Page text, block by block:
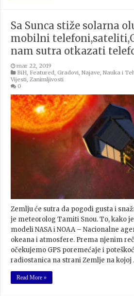
Sa Sunca stiže solarna
mobilni
nam sutra otkazati
mar 22, 2019
BiH, Featured, Gradovi,Najave,Nauka i
Vijesti,Zanimljivosti
0
Zemlju će sutra da pogodi gusta i
je meteorolog Tamiti Snou. To, kako
modeli NASA i NOAA – Nacionalne
okeana i atmosfere. Prema njenim
očekujemo GPS poremećaje i
radiostanica na strani Zemlje na kojoj
Read More »